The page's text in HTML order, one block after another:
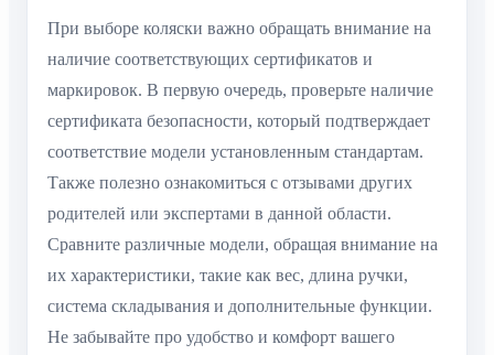
При выборе коляски важно обращать внимание на
наличие соответствующих сертификатов и
маркировок. В первую очередь, проверьте наличие
сертификата безопасности, который подтверждает
соответствие модели установленным стандартам.
Также полезно ознакомиться с отзывами других
родителей или экспертами в данной области.
Сравните различные модели, обращая внимание на
их характеристики, такие как вес, длина ручки,
система складывания и дополнительные функции.
Не забывайте про удобство и комфорт вашего